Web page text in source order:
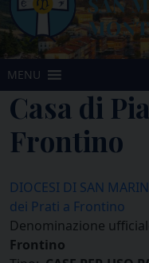
MENU
Casa di
Frontino
DIOCESI DI SAN
dei Prati a Frontino
Denominazione
Frontino